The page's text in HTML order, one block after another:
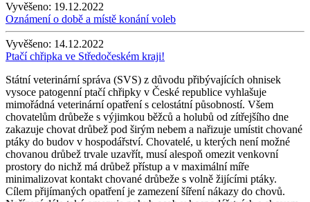
Vyvěšeno: 19.12.2022
Oznámení o době a místě konání voleb
Vyvěšeno: 14.12.2022
Ptačí chřipka ve Středočeském kraji!
Státní veterinární správa (SVS) z důvodu přibývajících ohnisek
vysoce patogenní ptačí chřipky v České republice vyhlašuje
mimořádná veterinární opatření s celostátní působností. Všem
chovatelům drůbeže s výjimkou běžců a holubů od zítřejšího dne
zakazuje chovat drůbež pod širým nebem a nařizuje umístit chované
ptáky do budov v hospodářství. Chovatelé, u kterých není možné
chovanou drůbež trvale uzavřít, musí alespoň omezit venkovní
prostory do nichž má drůbež přístup a v maximální míře
minimalizovat kontakt chované drůbeže s volně žijícími ptáky.
Cílem přijímaných opatření je zamezení šíření nákazy do chovů.